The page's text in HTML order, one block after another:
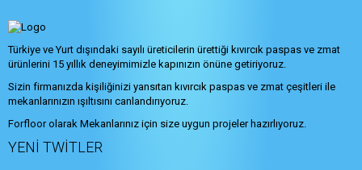
Türkiye ve Yurt dışındaki sayılı üreticilerin ürettiği kıvırcık paspas ve zmat
ürünlerini 15 yıllık deneyimimizle kapınızın önüne getiriyoruz.
Sizin firmanızda kişiliğinizi yansıtan kıvırcık paspas ve zmat çeşitleri ile
mekanlarınızın ışıltısını canlandırıyoruz.
Forfloor olarak Mekanlarınız için size uygun projeler hazırlıyoruz.
YENI TWITLER